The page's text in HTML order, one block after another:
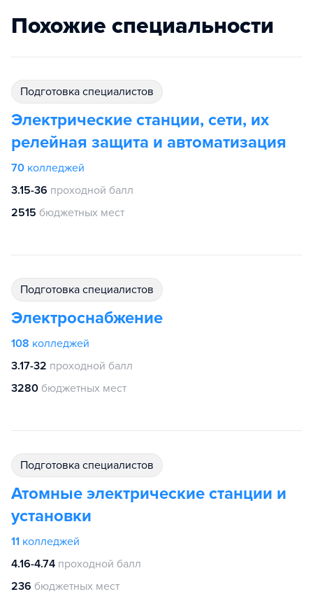
Похожие специальности
подготовка специалистов
Электрические станции, сети, их
релейная защита и автоматизация
70 колледжей
3.15-36 проходной балл
2515 бюджетных мест
подготовка специалистов
Электроснабжение
108 колледжей
3.17-32 проходной балл
3280 бюджетных мест
подготовка специалистов
Атомные электрические станции и
установки
11 колледжей
4.16-4.74 проходной балл
236 бюджетных мест